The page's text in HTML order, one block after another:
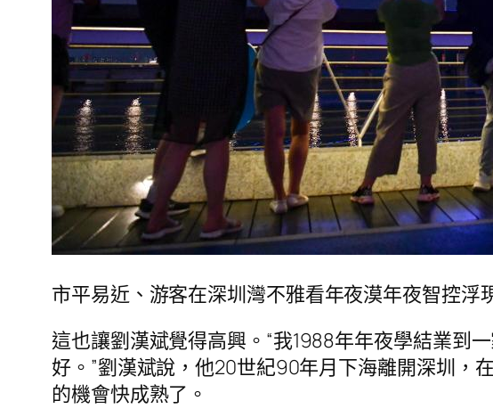
市平易近、游客在深圳灣不雅看年夜漠年夜智控
這也讓劉漢斌覺得高興。“我1988年年夜學結業到
好。”劉漢斌說，他20世紀90年月下海離開深圳，
的機會快成熟了。